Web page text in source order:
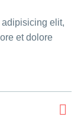
adipisicing elit,
et dolore